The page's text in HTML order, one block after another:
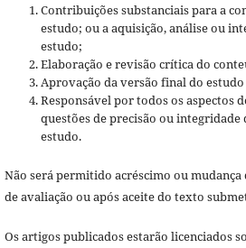
Contribuições substanciais para a
estudo; ou a aquisição, análise ou
estudo;
Elaboração e revisão crítica do
Aprovação da versão final do
Responsável por todos os aspectos
questões de precisão ou
estudo.
Não será permitido acréscimo ou
de avaliação ou após aceite do texto
Os artigos publicados estarão licenciados